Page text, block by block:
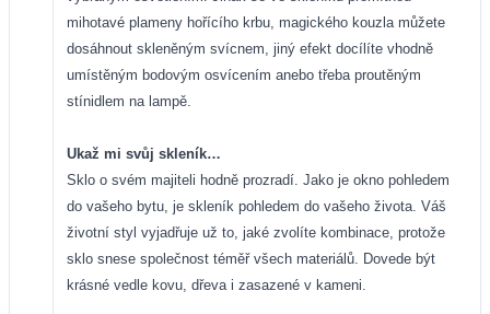
mihotavé plameny hořícího krbu, magického kouzla můžete
dosáhnout skleněným svícnem, jiný efekt docílíte vhodně
umístěným bodovým osvícením anebo třeba proutěným
stínidlem na lampě.
Ukaž mi svůj skleník…
Sklo o svém majiteli hodně prozradí. Jako je okno pohledem
do vašeho bytu, je skleník pohledem do vašeho života. Váš
životní styl vyjadřuje už to, jaké zvolíte kombinace, protože
sklo snese společnost téměř všech materiálů. Dovede být
krásné vedle kovu, dřeva i zasazené v kameni.